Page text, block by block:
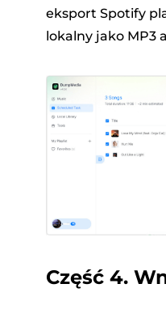
eksport Spotify
lokalny jako MP3
Część 4.